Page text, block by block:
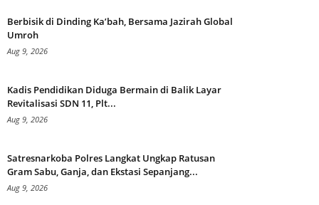
Berbisik di Dinding Ka’bah, Bersama Jazirah Global
Umroh
Aug 9, 2026
Kadis Pendidikan Diduga Bermain di Balik Layar
Revitalisasi SDN 11, Plt...
Aug 9, 2026
Satresnarkoba Polres Langkat Ungkap Ratusan
Gram Sabu, Ganja, dan Ekstasi Sepanjang...
Aug 9, 2026